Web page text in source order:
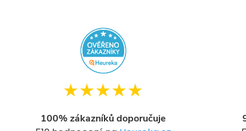
★★★★★
100% zákazníků doporučuje